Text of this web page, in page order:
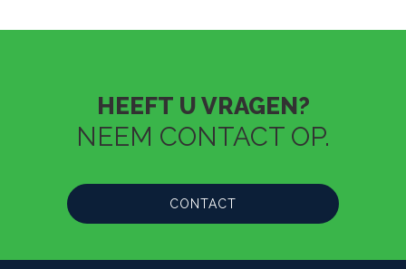
HEEFT U VRAGEN?
NEEM CONTACT OP.
CONTACT